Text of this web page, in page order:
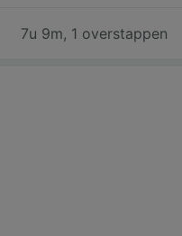
7u 9m, 1 overstappen